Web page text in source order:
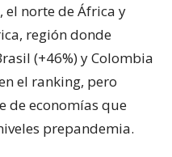
el norte de África y
región donde
(+46%) y Colombia
el ranking, pero
de economías que
prepandemia.